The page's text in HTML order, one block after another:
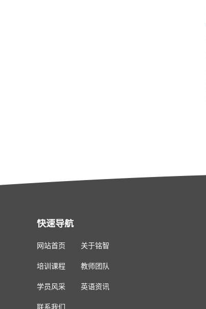
快速导航
网站首页 关于铭智
培训课程 教师团队
学员风采 英语资讯
联系我们